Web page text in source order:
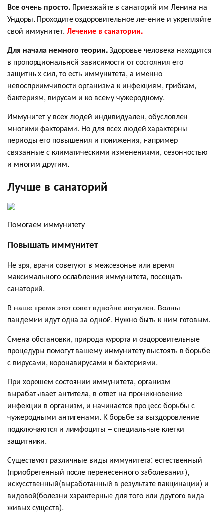
Все очень просто. Приезжайте в санаторий им Ленина на
Ундоры. Проходите оздоровительное лечение и укрепляйте
свой иммунитет. Лечение в санатории.
Для начала немного теории.Здоровье человека находится
в пропорциональной зависимости от состояния его
защитных сил, то есть иммунитета, а именно
невосприимчивости организма к инфекциям, грибкам,
бактериям, вирусам и ко всему чужеродному.
Иммунитет у всех людей индивидуален, обусловлен
многими факторами. Но для всех людей характерны
периоды его повышения и понижения, например
связанные с климатическими изменениями, сезонностью
и многим другим.
Лучше в санаторий
Помогаем иммунитету
Повышать иммунитет
Не зря, врачи советуют в межсезонье или время
максимального ослабления иммунитета, посещать
санаторий.
В наше время этот совет вдвойне актуален. Волны
пандемии идут одна за одной. Нужно быть к ним готовым.
Смена обстановки, природа курорта и оздоровительные
процедуры помогут вашему иммунитету выстоять в борьбе
с вирусами, коронавирусами и бактериями.
При хорошем состоянии иммунитета, организм
вырабатывает антитела, в ответ на проникновение
инфекции в организм, и начинается процесс борьбы с
чужеродными антигенами. К борьбе за выздоровление
подключаются и лимфоциты – специальные клетки
защитники.
Существуют различные виды иммунитета: естественный
(приобретенный после перенесенного заболевания),
искусственный(выработанный в результате вакцинации) и
видовой(болезни характерные для того или другого вида
живых существ).